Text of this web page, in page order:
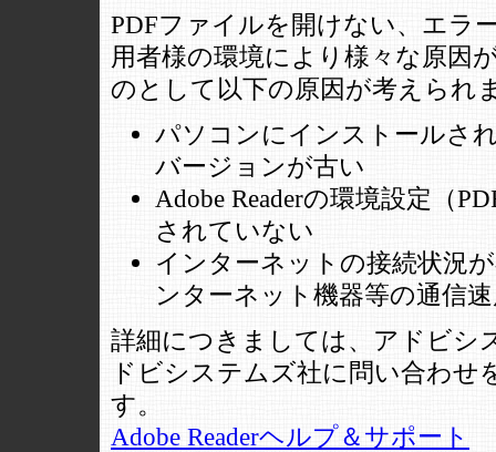
PDFファイルを開けない、エラ
用者様の環境により様々な原因
のとして以下の原因が考えられ
パソコンにインストールさ
バージョンが古い
Adobe Readerの環境設定（
されていない
インターネットの接続状況
ンターネット機器等の通信
詳細につきましては、アドビシ
ドビシステムズ社に問い合わ
す。
Adobe Readerヘルプ＆サポート